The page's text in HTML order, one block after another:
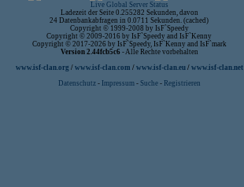
Live Global Server Status
Ladezeit der Seite 0.255282 Sekunden, davon
24 Datenbankabfragen in 0.0711 Sekunden. (cached)
Copyright © 1999-2008 by IsF`Speedy
Copyright © 2009-2016 by IsF`Speedy and IsF`Kenny
Copyright © 2017-2026 by IsF`Speedy, IsF`Kenny and IsF`mark
Version 2.44fcb5c6 - Alle Rechte vorbehalten
www.isf-clan.org / www.isf-clan.com / www.isf-clan.eu/ www.isf-clan.net
Datenschutz - Impressum- Suche- Registrieren